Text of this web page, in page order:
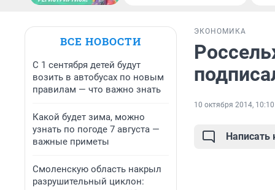
ВСЕ НОВОСТИ
С 1 сентября детей будут
возить в автобусах по новым
правилам — что важно знать
Какой будет зима, можно
узнать по погоде 7 августа —
важные приметы
Смоленскую область накрыл
разрушительный циклон:
ЭКОНОМИКА
10 октября 2014, 10:10
Написать